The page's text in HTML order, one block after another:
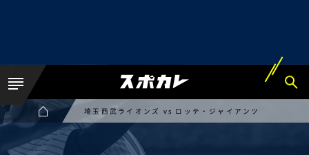
埼玉西武ライオンズ vs ロッテ・ジャイアンツ